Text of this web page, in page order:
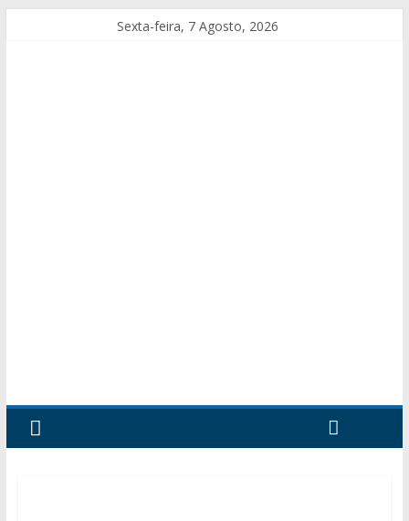
Sexta-feira, 7 Agosto, 2026